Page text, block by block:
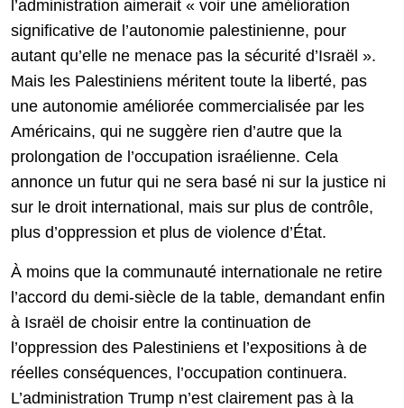
l’administration aimerait « voir une amélioration
significative de l’autonomie palestinienne, pour
autant qu’elle ne menace pas la sécurité d’Israël ».
Mais les Palestiniens méritent toute la liberté, pas
une autonomie améliorée commercialisée par les
Américains, qui ne suggère rien d’autre que la
prolongation de l’occupation israélienne. Cela
annonce un futur qui ne sera basé ni sur la justice ni
sur le droit international, mais sur plus de contrôle,
plus d’oppression et plus de violence d’État.
À moins que la communauté internationale ne retire
l’accord du demi-siècle de la table, demandant enfin
à Israël de choisir entre la continuation de
l’oppression des Palestiniens et l’expositions à de
réelles conséquences, l’occupation continuera.
L’administration Trump n’est clairement pas à la